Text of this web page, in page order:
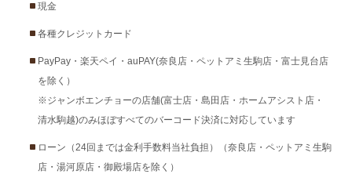
現金
各種クレジットカード
PayPay・楽天ペイ・auPAY(奈良店・ペットアミ生駒店・富士見台店
を除く）
※ジャンボエンチョーの店舗(富士店・島田店・ホームアシスト店・
清水駒越)のみほぼすべてのバーコード決済に対応しています
ローン（24回までは金利手数料当社負担）（奈良店・ペットアミ生駒
店・湯河原店・御殿場店を除く）